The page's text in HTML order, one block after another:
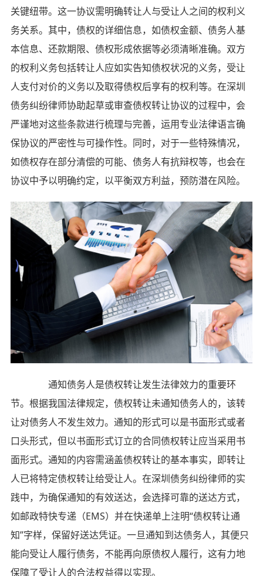
关键纽带。这一协议需明确转让人与受让人之间的权利义
务关系。其中，债权的详细信息，如债权金额、债务人基
本信息、还款期限、债权形成依据等必须清晰准确。双方
的权利义务包括转让人应如实告知债权状况的义务，受让
人支付对价的义务以及取得债权后享有的权利等。在深圳
债务纠纷律师协助起草或审查债权转让协议的过程中，会
严谨地对这些条款进行梳理与完善，运用专业法律语言确
保协议的严密性与可操作性。同时，对于一些特殊情况，
如债权存在部分清偿的可能、债务人有抗辩权等，也会在
协议中予以明确约定，以平衡双方利益，预防潜在风险。
通知债务人是债权转让发生法律效力的重要环
节。根据我国法律规定，债权转让未通知债务人的，该转
让对债务人不发生效力。通知的形式可以是书面形式或者
口头形式，但以书面形式订立的合同债权转让应当采用书
面形式。通知的内容需涵盖债权转让的基本事实，即转让
人已将特定债权转让给受让人。在深圳债务纠纷律师的实
践中，为确保通知的有效送达，会选择可靠的送达方式，
如邮政特快专递（EMS）并在快递单上注明“债权转让通
知”字样，保留好送达凭证。一旦通知到达债务人，其便只
能向受让人履行债务，不能再向原债权人履行，这有力地
保障了受让人的合法权益得以实现。